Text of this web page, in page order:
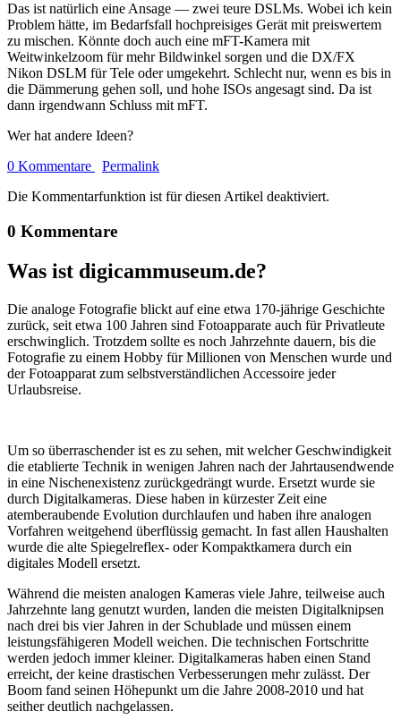
Das ist natürlich eine Ansage — zwei teure DSLMs. Wobei ich kein
Problem hätte, im Bedarfsfall hochpreisiges Gerät mit preiswertem
zu mischen. Könnte doch auch eine mFT-Kamera mit
Weitwinkelzoom für mehr Bildwinkel sorgen und die DX/FX
Nikon DSLM für Tele oder umgekehrt. Schlecht nur, wenn es bis in
die Dämmerung gehen soll, und hohe ISOs angesagt sind. Da ist
dann irgendwann Schluss mit mFT.
Wer hat andere Ideen?
0 Kommentare
Permalink
Die Kommentarfunktion ist für diesen Artikel deaktiviert.
0 Kommentare
Was ist digicammuseum.de?
Die analoge Fotografie blickt auf eine etwa 170-jährige Geschichte
zurück, seit etwa 100 Jahren sind Fotoapparate auch für Privatleute
erschwinglich. Trotzdem sollte es noch Jahrzehnte dauern, bis die
Fotografie zu einem Hobby für Millionen von Menschen wurde und
der Fotoapparat zum selbstverständlichen Accessoire jeder
Urlaubsreise.
Um so überraschender ist es zu sehen, mit welcher Geschwindigkeit
die etablierte Technik in wenigen Jahren nach der Jahrtausendwende
in eine Nischenexistenz zurückgedrängt wurde. Ersetzt wurde sie
durch Digitalkameras. Diese haben in kürzester Zeit eine
atemberaubende Evolution durchlaufen und haben ihre analogen
Vorfahren weitgehend überflüssig gemacht. In fast allen Haushalten
wurde die alte Spiegelreflex- oder Kompaktkamera durch ein
digitales Modell ersetzt.
Während die meisten analogen Kameras viele Jahre, teilweise auch
Jahrzehnte lang genutzt wurden, landen die meisten Digitalknipsen
nach drei bis vier Jahren in der Schublade und müssen einem
leistungsfähigeren Modell weichen. Die technischen Fortschritte
werden jedoch immer kleiner. Digitalkameras haben einen Stand
erreicht, der keine drastischen Verbesserungen mehr zulässt. Der
Boom fand seinen Höhepunkt um die Jahre 2008-2010 und hat
seither deutlich nachgelassen.